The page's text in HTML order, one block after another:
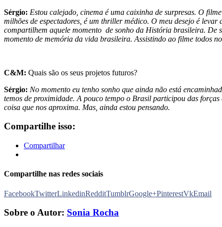
Sérgio: Estou calejado, cinema é uma caixinha de surpresas. O
milhões de espectadores, é um thriller médico. O meu desejo é levar
compartilhem aquele momento de sonho da História brasileira. De
momento de memória da vida brasileira. Assistindo ao filme todos
C&M: Quais são os seus projetos futuros?
Sérgio: No momento eu tenho sonho que ainda não está
temos de proximidade. A pouco tempo o Brasil participou das
coisa que nos aproxima. Mas, ainda estou pensando.
Compartilhe isso:
Compartilhar
Compartilhe nas redes sociais
FacebookTwitterLinkedinRedditTumblrGoogle+PinterestVkEmail
Sobre o Autor: Sonia Rocha